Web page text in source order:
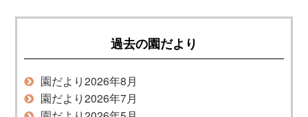
過去の園だより
園だより2026年8月
園だより2026年7月